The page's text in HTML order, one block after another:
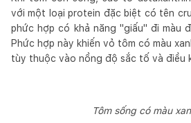
với một loại protein đặc biệt có tên
phức hợp có khả năng "giấu" đi màu
Phức hợp này khiến vỏ tôm có màu
tùy thuộc vào nồng độ sắc tố và điều
Tôm sống có màu